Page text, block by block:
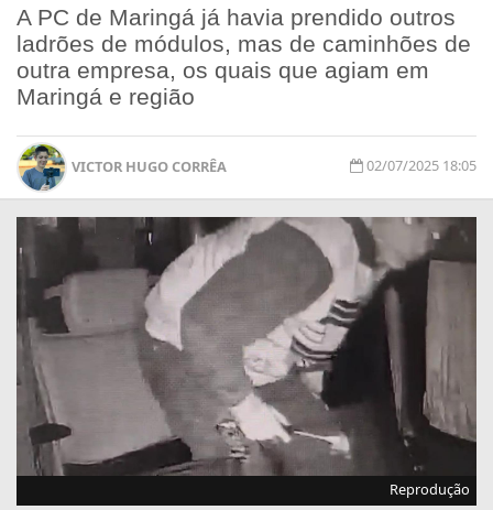
A PC de Maringá já havia prendido outros
ladrões de módulos, mas de caminhões de
outra empresa, os quais que agiam em
Maringá e região
VICTOR HUGO CORRÊA 02/07/2025 18:05
Reprodução